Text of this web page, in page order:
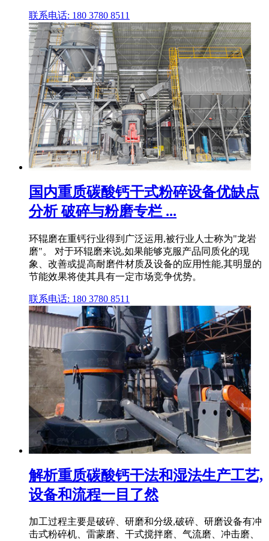
联系电话: 180 3780 8511
国内重质碳酸钙干式粉碎设备优缺点
分析 破碎与粉磨专栏 ...
环辊磨在重钙行业得到广泛运用,被行业人士称为"龙岩
磨"。 对于环辊磨来说,如果能够克服产品同质化的现
象、改善或提高耐磨件材质及设备的应用性能,其明显的
节能效果将使其具有一定市场竞争优势。
联系电话: 180 3780 8511
解析重质碳酸钙干法和湿法生产工艺,
设备和流程一目了然
加工过程主要是破碎、研磨和分级,破碎、研磨设备有冲
击式粉碎机、雷蒙磨、干式搅拌磨、气流磨、冲击磨、